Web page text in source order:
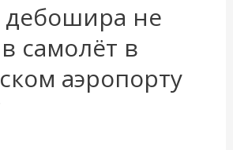
дебошира не
самолёт в
аэропорту